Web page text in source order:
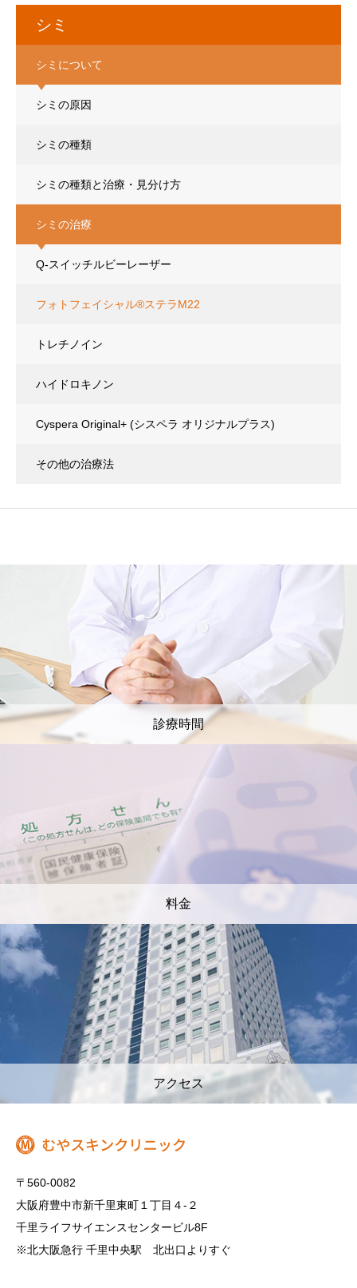
シミ
シミについて
シミの原因
シミの種類
シミの種類と治療・見分け方
シミの治療
Q-スイッチルビーレーザー
フォトフェイシャル®ステラM22
トレチノイン
ハイドロキノン
Cyspera Original+ (シスペラ オリジナルプラス)
その他の治療法
診療時間
料金
アクセス
〒560-0082
大阪府豊中市新千里東町１丁目４‐２
千里ライフサイエンスセンタービル8F
※北大阪急行 千里中央駅 北出口よりすぐ